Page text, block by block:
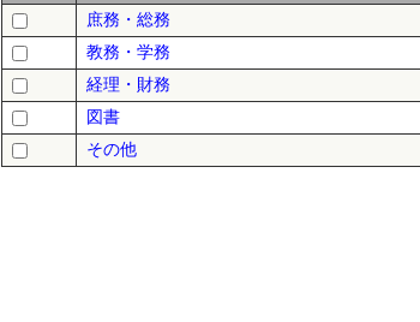
庶務・総務
教務・学務
経理・財務
図書
その他